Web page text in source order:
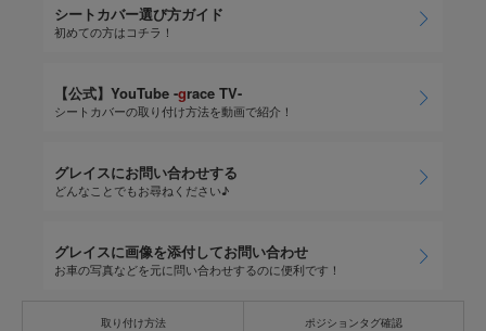
シートカバー選び方ガイド
初めての方はコチラ！
【公式】YouTube -grace TV-
シートカバーの取り付け方法を動画で紹介！
グレイスにお問い合わせする
どんなことでもお尋ねください♪
グレイスに画像を添付してお問い合わせ
お車の写真などを元に問い合わせするのに便利です！
取り付け方法 ポジションタグ確認